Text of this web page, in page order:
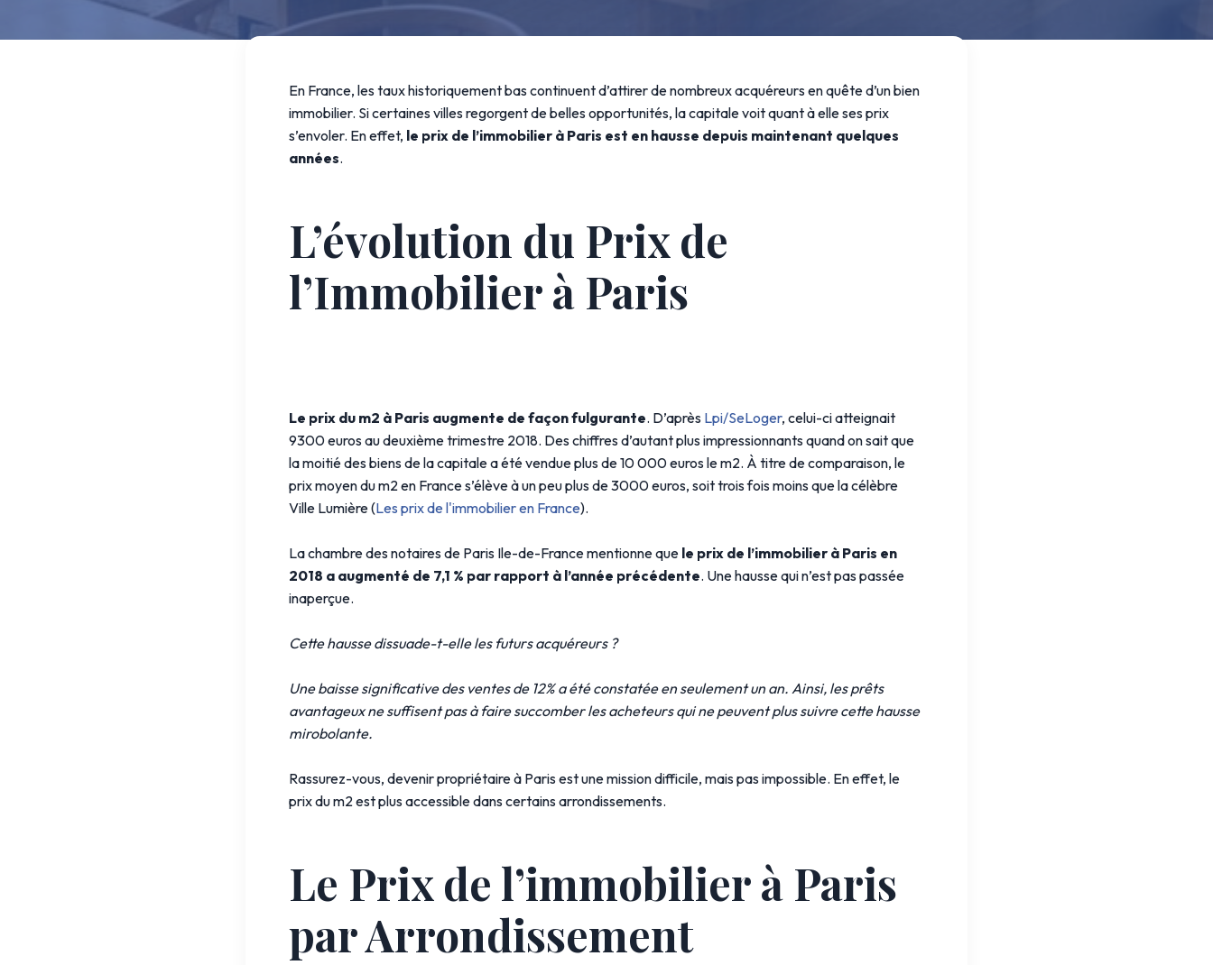
En France, les taux historiquement bas continuent d’attirer de nombreux acquéreurs en quête d’un bien
immobilier. Si certaines villes regorgent de belles opportunités, la capitale voit quant à elle ses prix
s’envoler. En effet, le prix de l’immobilier à Paris est en hausse depuis maintenant quelques
années.
L’évolution du Prix de
l’Immobilier à Paris
Le prix du m2 à Paris augmente de façon fulgurante. D’après Lpi/SeLoger, celui-ci atteignait
9300 euros au deuxième trimestre 2018. Des chiffres d’autant plus impressionnants quand on sait que
la moitié des biens de la capitale a été vendue plus de 10 000 euros le m2. À titre de comparaison, le
prix moyen du m2 en France s’élève à un peu plus de 3000 euros, soit trois fois moins que la célèbre
Ville Lumière (Les prix de l'immobilier en France).
La chambre des notaires de Paris Ile-de-France mentionne que le prix de l’immobilier à Paris en
2018 a augmenté de 7,1 % par rapport à l’année précédente. Une hausse qui n’est pas passée
inaperçue.
Cette hausse dissuade-t-elle les futurs acquéreurs ?
Une baisse significative des ventes de 12% a été constatée en seulement un an. Ainsi, les prêts
avantageux ne suffisent pas à faire succomber les acheteurs qui ne peuvent plus suivre cette hausse
mirobolante.
Rassurez-vous, devenir propriétaire à Paris est une mission difficile, mais pas impossible. En effet, le
prix du m2 est plus accessible dans certains arrondissements.
Le Prix de l’immobilier à Paris
par Arrondissement